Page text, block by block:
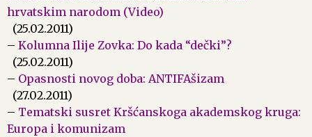
hrvatskim narodom (Video)
(25.02.2011)
– Kolumna Ilije Zovka: Do kada “dečki”?
(25.02.2011)
– Opasnosti novog doba: ANTIFAšizam
(27.02.2011)
– Tematski susret Kršćanskoga akademskog kruga:
Europa i komunizam